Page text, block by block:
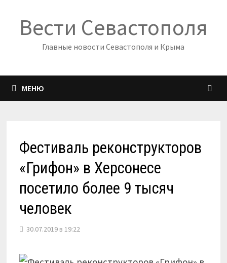
содержимому
Вести Севастополя
Главные новости Севастополя и Крыма
МЕНЮ
Фестиваль реконструкторов
«Грифон» в Херсонесе
посетило более 9 тысяч
человек
30.07.2019 в 19:22